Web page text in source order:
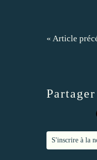
« Article
S'inscrire à la